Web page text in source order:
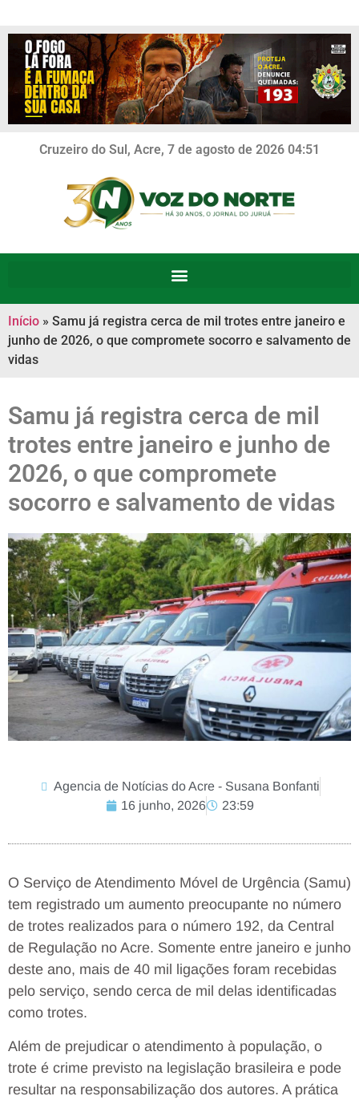
Cruzeiro do Sul, Acre, 7 de agosto de 2026 04:51
Início » Samu já registra cerca de mil trotes entre janeiro e
junho de 2026, o que compromete socorro e salvamento de
vidas
Samu já registra cerca de mil
trotes entre janeiro e junho de
2026, o que compromete
socorro e salvamento de vidas
Agencia de Notícias do Acre - Susana Bonfanti
16 junho, 2026
23:59
O Serviço de Atendimento Móvel de Urgência (Samu)
tem registrado um aumento preocupante no número
de trotes realizados para o número 192, da Central
de Regulação no Acre. Somente entre janeiro e junho
deste ano, mais de 40 mil ligações foram recebidas
pelo serviço, sendo cerca de mil delas identificadas
como trotes.
Além de prejudicar o atendimento à população, o
trote é crime previsto na legislação brasileira e pode
resultar na responsabilização dos autores. A prática